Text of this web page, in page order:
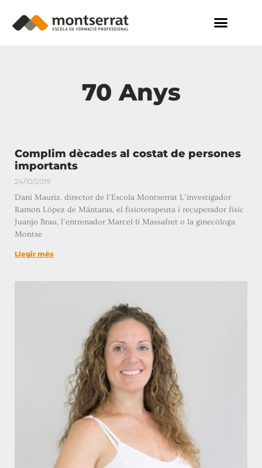
70 Anys
Complim dècades al costat de persones
importants
24/10/2019
Dani Mauriz, director de l’Escola Montserrat L’investigador
Ramon López de Mántaras, el fisioterapeuta i recuperador físic
Juanjo Brau, l’entrenador Marcel·lí Massafret o la ginecòloga
Montse
Llegir més